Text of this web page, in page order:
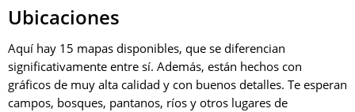
Ubicaciones
Aquí hay 15 mapas disponibles, que se diferencian
significativamente entre sí. Además, están hechos con
gráficos de muy alta calidad y con buenos detalles. Te esperan
campos, bosques, pantanos, ríos y otros lugares de